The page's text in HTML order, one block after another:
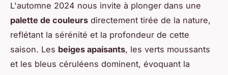
L'automne 2024 nous invite à plonger dans une
palette de couleurs directement tirée de la nature,
reflétant la sérénité et la profondeur de cette
saison. Les beiges apaisants, les verts moussants
et les bleus céruléens dominent, évoquant la